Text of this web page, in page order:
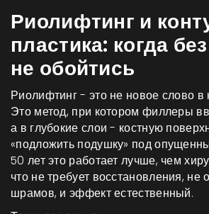
Риолифтинг и
пластика: когда
не обойтись
Риолифтинг - это не новое слово в
Это метод, при котором филлеры
а в глубокие слои - костную
«подложить подушку» под
50 лет это работает лучше, чем
что не требует восстановления, не
шрамов, и эффект естественный.